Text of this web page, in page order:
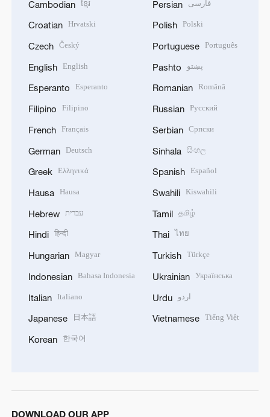
Cambodian ខ្មែរ
Croatian Hrvatski
Czech Český
English English
Esperanto Esperanto
Filipino Filipino
French Français
German Deutsch
Greek Ελληνικά
Hausa Hausa
Hebrew עברית
Hindi हिन्दी
Hungarian Magyar
Indonesian Bahasa Indonesia
Italian Italiano
Japanese 日本語
Korean 한국어
Persian فارسی
Polish Polski
Portuguese Português
Pashto پښتو
Romanian Română
Russian Русский
Serbian Српски
Sinhala සිංහල
Spanish Español
Swahili Kiswahili
Tamil தமிழ்
Thai ไทย
Turkish Türkçe
Ukrainian Українська
Urdu اردو
Vietnamese Tiếng Việt
DOWNLOAD OUR APP